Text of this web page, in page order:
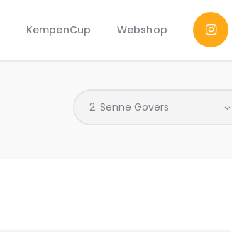
KempenCup Webshop